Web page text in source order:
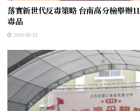
落實新世代反毒策略 台南高分檢舉辦
毒品
2026-05-15